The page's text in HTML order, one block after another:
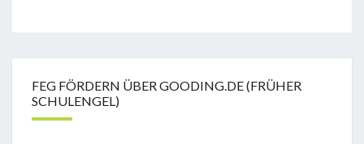
FEG FÖRDERN ÜBER GOODING.DE (FRÜHER
SCHULENGEL)